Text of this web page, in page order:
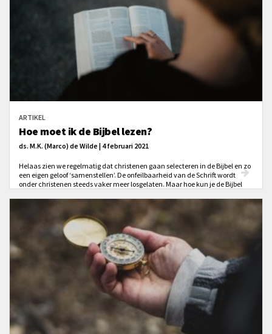
ARTIKEL
Hoe moet ik de Bijbel lezen?
ds. M.K. (Marco) de Wilde | 4 februari 2021
Helaas zien we regelmatig dat christenen gaan selecteren in de Bijbel en zo
een eigen geloof ‘samenstellen’. De onfeilbaarheid van de Schrift wordt
onder christenen steeds vaker meer losgelaten. Maar hoe kun je de Bijbel